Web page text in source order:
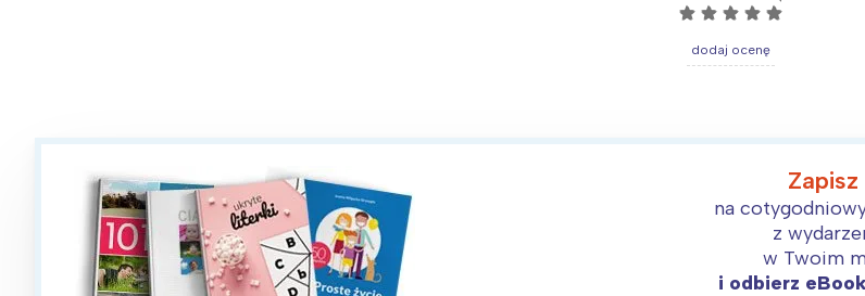
☆ ☆ ☆ ☆ ☆
dodaj ocenę
Zapisz
na
z
w Twoim
i odbierz